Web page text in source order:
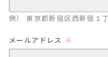
例） 東京都新宿区西新宿１
メールアドレス